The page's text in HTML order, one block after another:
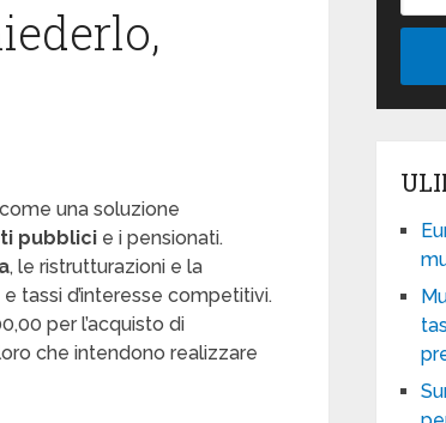
una soluzione
pubblici e i pensionati.
, le ristrutturazioni e la
tassi d’interesse competitivi.
per l’acquisto di
che intendono realizzare